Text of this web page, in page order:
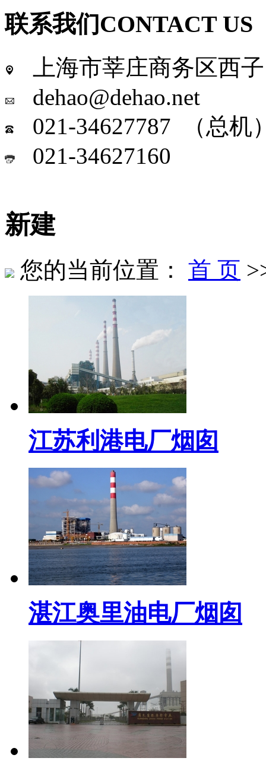
联系我们 CONTACT US
上海市莘庄商务区西
dehao@dehao.net
021-34627787 （总机
021-34627160
新建
您的当前位置： 首 页
江苏利港电厂烟囱
湛江奥里油电厂烟囱